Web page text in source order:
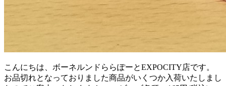
こんにちは、ボーネルンドららぽーとEXPOCITY店です。
お品切れとなっておりました商品がいくつか入荷いたしまし